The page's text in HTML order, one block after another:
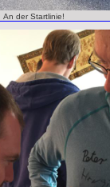
An der Startlinie!